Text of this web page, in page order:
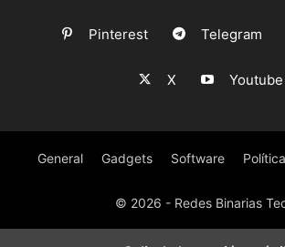
Pinterest Telegram
X Youtube
General Gadgets Software
© 2026 - Redes Binarias